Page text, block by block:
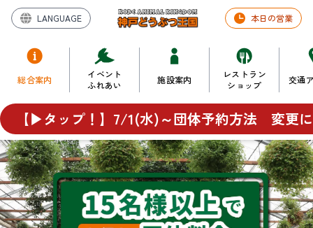
LANGUAGE 本日の営業
総合案内
イベント
ふれあい
施設案内
レストラン
ショップ
交通
【▶タップ！】7/1(水)～団体予約方法　変更